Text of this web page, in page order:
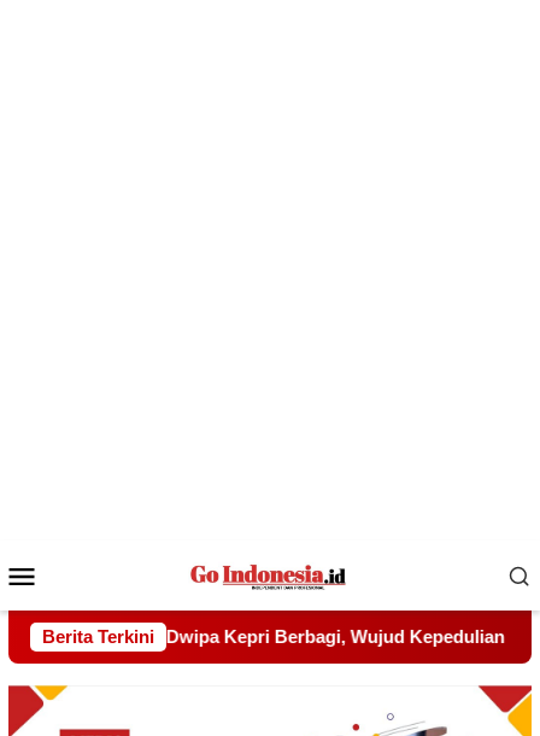
Mobile
Berita Terkini
Kepedulian kepada Pondok Tahfidz Yatim dan Dhuafa Al-